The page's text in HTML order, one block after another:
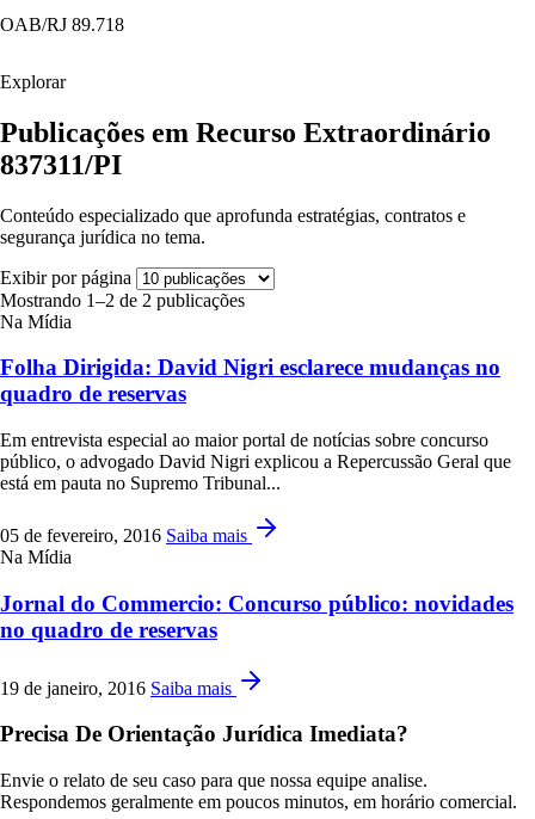
OAB/RJ 89.718
Explorar
Publicações em Recurso Extraordinário
837311/PI
Conteúdo especializado que aprofunda estratégias, contratos e
segurança jurídica no tema.
Exibir por página
Mostrando 1–2 de 2 publicações
Na Mídia
Folha Dirigida: David Nigri esclarece mudanças no
quadro de reservas
Em entrevista especial ao maior portal de notícias sobre concurso
público, o advogado David Nigri explicou a Repercussão Geral que
está em pauta no Supremo Tribunal...
05 de fevereiro, 2016 Saiba mais
Na Mídia
Jornal do Commercio: Concurso público: novidades
no quadro de reservas
19 de janeiro, 2016 Saiba mais
Precisa De Orientação Jurídica Imediata?
Envie o relato de seu caso para que nossa equipe analise.
Respondemos geralmente em poucos minutos, em horário comercial.